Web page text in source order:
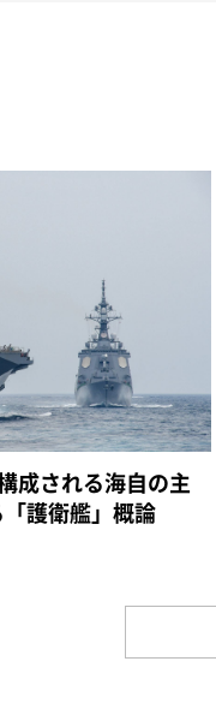
成される海自の主
護衛艦」概論